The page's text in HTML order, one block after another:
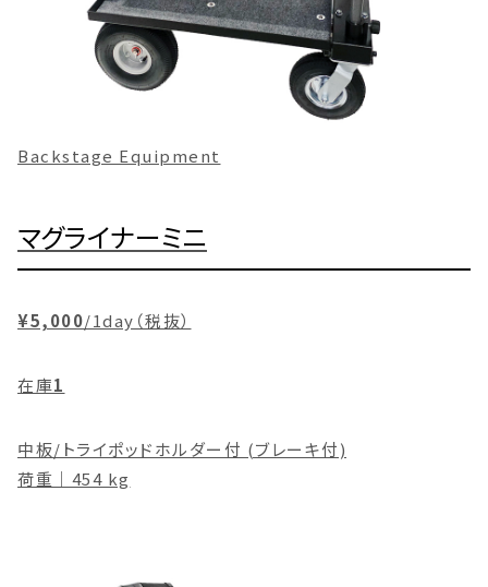
Backstage Equipment
マグライナーミニ
¥5,000/1day（税抜）
在庫1
中板/トライポッドホルダー付 (ブレーキ付)
荷重｜454 kg